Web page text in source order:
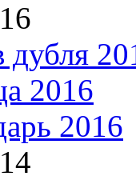
дубля
2016
2016